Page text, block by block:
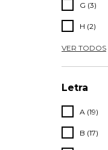
G (3)
H (2)
VER TODOS
Letra
A (19)
B (17)